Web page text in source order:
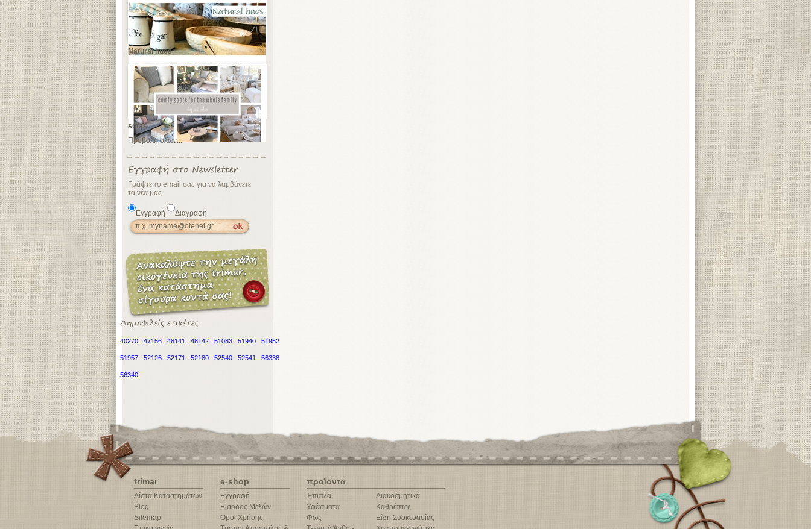
Natural hues
sofas
Προβολή όλων...
Γράψτε το email σας για να λαμβάνετε
τα νέα μας
Εγγραφή Διαγραφή
40270 47156 48141 48142 51083 51940 51952
51957 52126 52171 52180 52540 52541 56338
56340
trimar
Λίστα Καταστημάτων
Blog
Sitemap
e-shop
Εγγραφή
Είσοδος Μελών
Όροι Χρήσης
προϊόντα
Έπιπλα
Υφάσματα
Φως
Διακοσμητικά
Καθρέπτες
Είδη Συσκευασίας